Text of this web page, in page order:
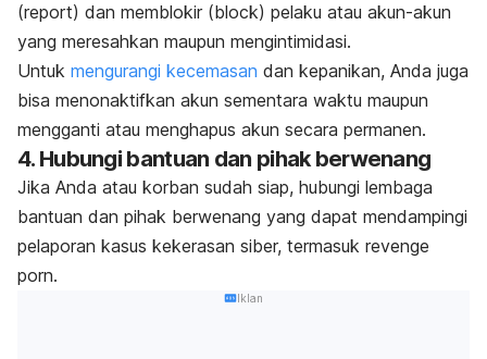
(report) dan memblokir (block) pelaku atau akun-akun
yang meresahkan maupun mengintimidasi.
Untuk mengurangi kecemasan dan kepanikan, Anda juga
bisa menonaktifkan akun sementara waktu maupun
mengganti atau menghapus akun secara permanen.
4. Hubungi bantuan dan pihak berwenang
Jika Anda atau korban sudah siap, hubungi lembaga
bantuan dan pihak berwenang yang dapat mendampingi
pelaporan kasus kekerasan siber, termasuk revenge
porn.
Iklan